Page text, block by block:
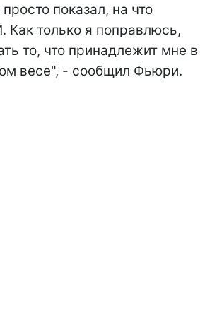
показал, на что
только я поправлюсь,
то, что принадлежит мне в
весе", - сообщил Фьюри.